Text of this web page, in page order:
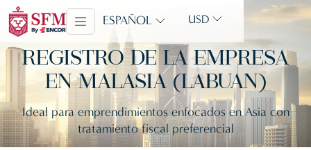
ESPAÑOL USD
REGISTRO DE LA EMPRESA
EN MALASIA (LABUAN)
Ideal para emprendimientos enfocados en Asia con
tratamiento fiscal preferencial